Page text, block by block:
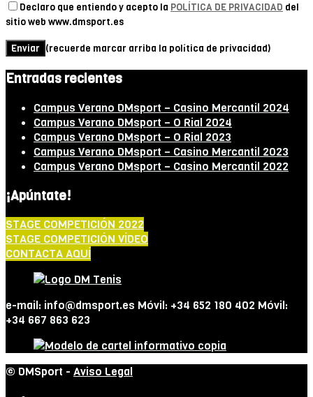
Declaro que entiendo y acepto la POLÍTICA DE PRIVACIDAD del
sitio web www.dmsport.es
(recuerde marcar arriba la política de privacidad)
Entradas recientes
Campus Verano DMsport – Casino Mercantil 2024
Campus Verano DMsport – O Rial 2024
Campus Verano DMsport – O Rial 2023
Campus Verano DMsport – Casino Mercantil 2023
Campus Verano DMsport – Casino Mercantil 2022
¡Apúntate!
STAGE COMPETICIÓN 2022
STAGE COMPETICIÓN VÍDEO
CONTACTA AQUÍ
e-mail: info@dmsport.es Móvil: +34 652 180 402 Móvil:
+34 667 863 623
© DMSport - Aviso Legal